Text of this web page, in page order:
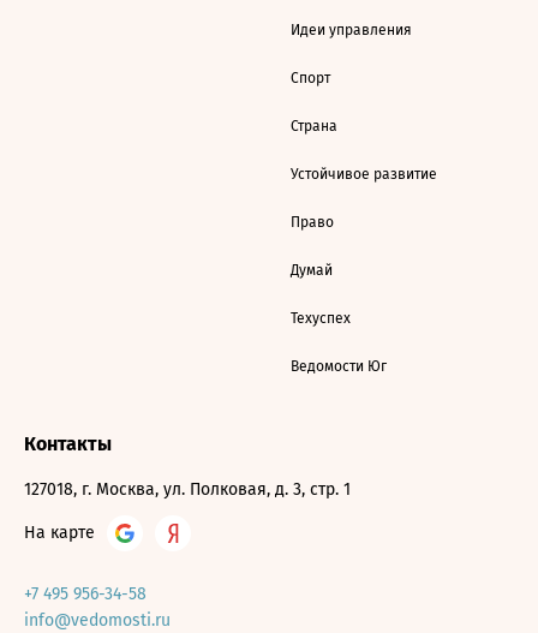
Идеи управления
Спорт
Страна
Устойчивое развитие
Право
Думай
Техуспех
Ведомости Юг
Контакты
127018, г. Москва, ул. Полковая, д. 3, стр. 1
На карте
+7 495 956-34-58
info@vedomosti.ru